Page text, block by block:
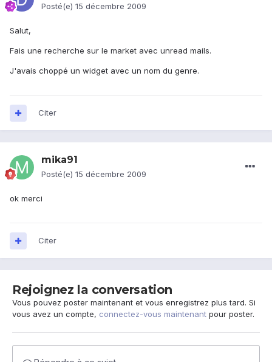
Posté(e) 15 décembre 2009
Salut,
Fais une recherche sur le market avec unread mails.
J'avais choppé un widget avec un nom du genre.
Citer
mika91
Posté(e) 15 décembre 2009
ok merci
Citer
Rejoignez la conversation
Vous pouvez poster maintenant et vous enregistrez plus tard. Si
vous avez un compte, connectez-vous maintenant pour poster.